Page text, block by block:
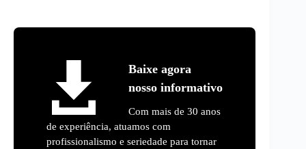
Baixe agora
nosso informativo
Com mais de 30 anos
de experiência, atuamos com
profissionalismo e seriedade para tornar